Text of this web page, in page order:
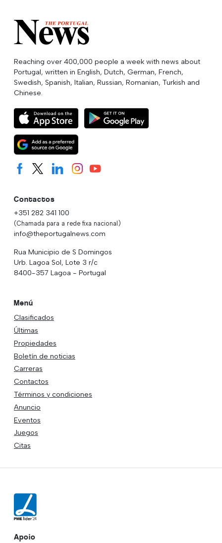
Reaching over 400,000 people a week with news about
Portugal, written in English, Dutch, German, French,
Swedish, Spanish, Italian, Russian, Romanian, Turkish and
Chinese.
Contactos
+351 282 341 100
(Chamada para a rede fixa nacional)
info@theportugalnews.com
Rua Municipio de S Domingos
Urb. Lagoa Sol, Lote 3 r/c
8400-357 Lagoa - Portugal
Menú
Clasificados
Últimas
Propiedades
Boletín de noticias
Carreras
Contactos
Términos y condiciones
Anuncio
Eventos
Juegos
Citas
Apoio